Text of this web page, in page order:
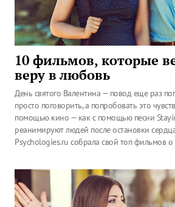
10 фильмов, которые
веру в любовь
День святого Валентина — повод еще раз
просто поговорить, а попробовать это
помощью кино — как с помощью песни
реанимируют людей после остановки
Psychologies.ru собрала свой топ фильмов